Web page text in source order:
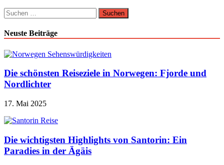
Suchen
nach:
Neuste Beiträge
Die schönsten Reiseziele in Norwegen: Fjorde und
Nordlichter
17. Mai 2025
Die wichtigsten Highlights von Santorin: Ein
Paradies in der Ägäis